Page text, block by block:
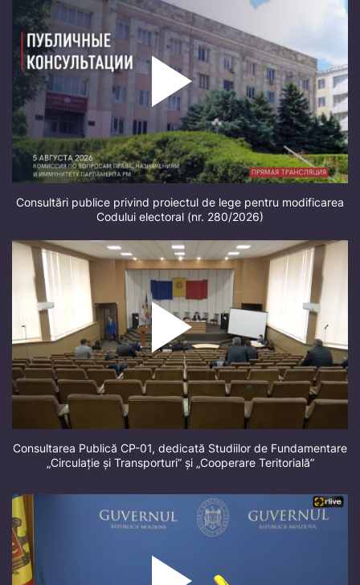
Consultări publice privind proiectul de lege pentru modificarea
Codului electoral (nr. 280/2026)
Consultarea Publică CP-01, dedicată Studiilor de Fundamentare
„Circulație și Transporturi” și „Cooperare Teritorială”